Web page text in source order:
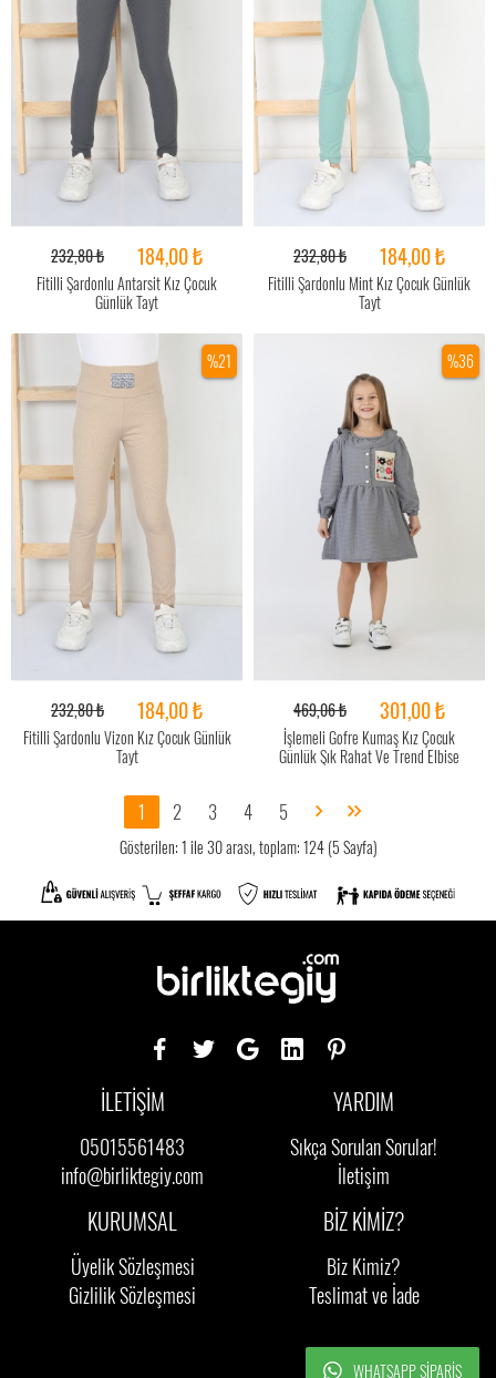
232,80 ₺ 184,00 ₺
Fitilli Şardonlu Antarsit Kız Çocuk
Günlük Tayt
232,80 ₺ 184,00 ₺
Fitilli Şardonlu Mint Kız Çocuk Günlük
Tayt
%21
232,80 ₺ 184,00 ₺
Fitilli Şardonlu Vizon Kız Çocuk Günlük
Tayt
%36
469,06 ₺ 301,00 ₺
İşlemeli Gofre Kumaş Kız Çocuk
Günlük Şık Rahat Ve Trend Elbise
1 2 3 4 5
Gösterilen: 1 ile 30 arası, toplam: 124 (5 Sayfa)
İLETİŞİM
05015561483
info@birliktegiy.com
YARDIM
Sıkça Sorulan Sorular!
İletişim
KURUMSAL
Üyelik Sözleşmesi
Gizlilik Sözleşmesi
BİZ KİMİZ?
Biz Kimiz?
Teslimat ve İade
WHATSAPP SIPARIŞ